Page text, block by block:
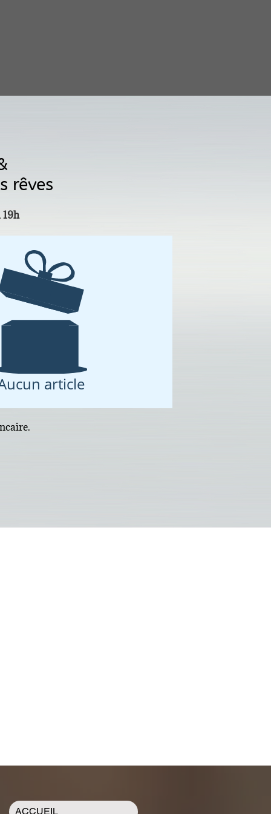
rêves
article
ACCUEIL